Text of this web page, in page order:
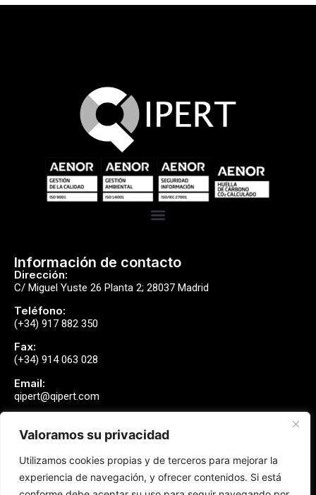
Valoramos su privacidad
Utilizamos cookies propias y de terceros para mejorar la
experiencia de navegación, y ofrecer contenidos. Si está
Información de contacto
Dirección:
C/ Miguel Yuste 26 Planta 2; 28037 Madrid
Teléfono:
(+34) 917 882 350
Fax:
(+34) 914 063 028
Email:
qipert@qipert.com
Contactar